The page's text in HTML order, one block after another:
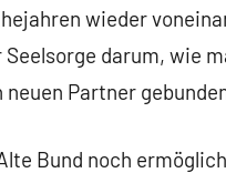
wieder
darum, wie
Partner
Bund noch